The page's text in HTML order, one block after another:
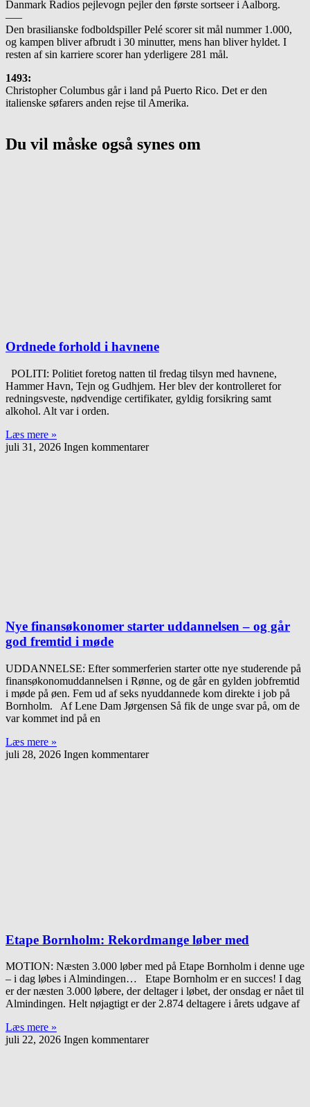
Danmark Radios pejlevogn pejler den første sortseer i Aalborg.
—–
Den brasilianske fodboldspiller Pelé scorer sit mål nummer 1.000,
og kampen bliver afbrudt i 30 minutter, mens han bliver hyldet. I
resten af sin karriere scorer han yderligere 281 mål.
1493:
Christopher Columbus går i land på Puerto Rico. Det er den
italienske søfarers anden rejse til Amerika.
Du vil måske også synes om
Ordnede forhold i havnene
POLITI: Politiet foretog natten til fredag tilsyn med havnene,
Hammer Havn, Tejn og Gudhjem. Her blev der kontrolleret for
redningsveste, nødvendige certifikater, gyldig forsikring samt
alkohol. Alt var i orden.
Læs mere »
juli 31, 2026 Ingen kommentarer
Nye finansøkonomer starter uddannelsen – og går
god fremtid i møde
UDDANNELSE: Efter sommerferien starter otte nye studerende på
finansøkonomuddannelsen i Rønne, og de går en gylden jobfremtid
i møde på øen. Fem ud af seks nyuddannede kom direkte i job på
Bornholm. Af Lene Dam Jørgensen Så fik de unge svar på, om de
var kommet ind på en
Læs mere »
juli 28, 2026 Ingen kommentarer
Etape Bornholm: Rekordmange løber med
MOTION: Næsten 3.000 løber med på Etape Bornholm i denne uge
– i dag løbes i Almindingen… Etape Bornholm er en succes! I dag
er der næsten 3.000 løbere, der deltager i løbet, der onsdag er nået til
Almindingen. Helt nøjagtigt er der 2.874 deltagere i årets udgave af
Læs mere »
juli 22, 2026 Ingen kommentarer